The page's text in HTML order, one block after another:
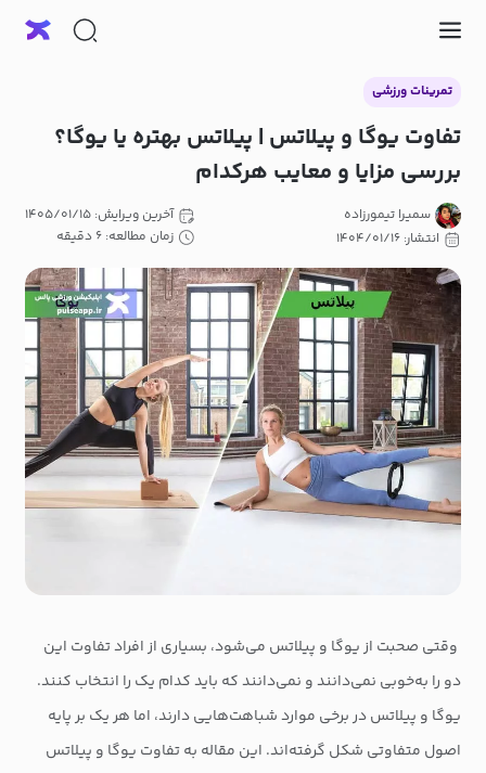
تمرینات ورزشی
تفاوت یوگا و پیلاتس | پیلاتس بهتره یا یوگا؟
بررسی مزایا و معایب هرکدام
سمیرا تیمورزاده
انتشار: ۱۴۰۴/۰۱/۱۶
آخرین ویرایش: ۱۴۰۵/۰۱/۱۵
زمان مطالعه: ۶ دقیقه
وقتی صحبت از یوگا و پیلاتس می‌شود، بسیاری از افراد تفاوت این
دو را به‌خوبی نمی‌دانند و نمی‌دانند که باید کدام یک را انتخاب کنند.
یوگا و پیلاتس در برخی موارد شباهت‌هایی دارند، اما هر یک بر پایه
اصول متفاوتی شکل گرفته‌اند. این مقاله به تفاوت‌ یوگا و پیلاتس